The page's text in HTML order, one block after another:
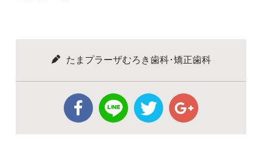
たまプラーザむろき歯科･矯正歯科